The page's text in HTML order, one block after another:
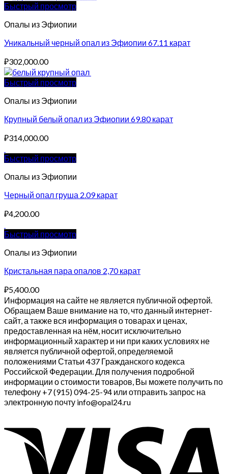
Быстрый просмотр
Опалы из Эфиопии
Уникальный черный опал из Эфиопии 67.11 карат
₽302,000.00
Быстрый просмотр
Опалы из Эфиопии
Крупный белый опал из Эфиопии 69.80 карат
₽314,000.00
Быстрый просмотр
Опалы из Эфиопии
Черный опал груша 2.09 карат
₽4,200.00
Быстрый просмотр
Опалы из Эфиопии
Кристальная пара опалов 2,70 карат
₽5,400.00
Информация на сайте не является публичной офертой.
Обращаем Ваше внимание на то, что данный интернет-
сайт, а также вся информация о товарах и ценах,
предоставленная на нём, носит исключительно
информационный характер и ни при каких условиях не
является публичной офертой, определяемой
положениями Статьи 437 Гражданского кодекса
Российской Федерации. Для получения подробной
информации о стоимости товаров, Вы можете получить по
телефону +7 (915) 094-25-94 или отправить запрос на
электронную почту info@opal24.ru